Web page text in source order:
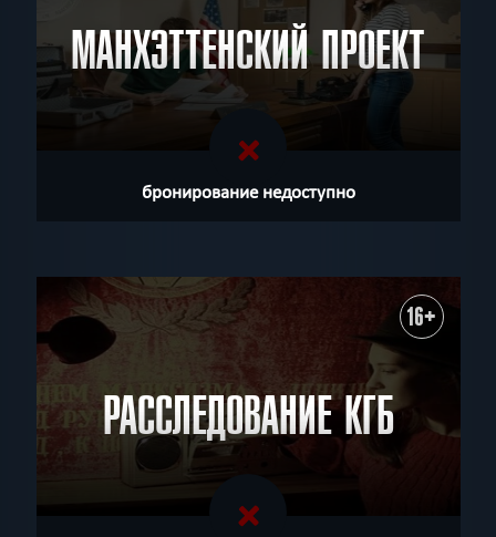
МАНХЭТТЕНСКИЙ ПРОЕКТ
бронирование недоступно
16+
РАССЛЕДОВАНИЕ КГБ